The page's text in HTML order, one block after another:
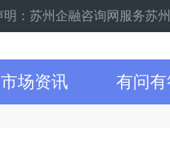
：苏州企融咨询网服务苏州
场资讯 有问有